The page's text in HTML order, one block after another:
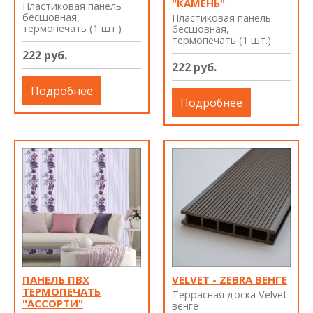
Пластиковая панель
бесшовная,
термопечать (1 шт.)
222 руб.
Подробнее
"КАМЕНЬ"
Пластиковая панель
бесшовная,
термопечать (1 шт.)
222 руб.
Подробнее
ПАНЕЛЬ ПВХ
ТЕРМОПЕЧАТЬ
"АССОРТИ"
VELVET - ZEBRA ВЕНГЕ
Террасная доска Velvet
венге